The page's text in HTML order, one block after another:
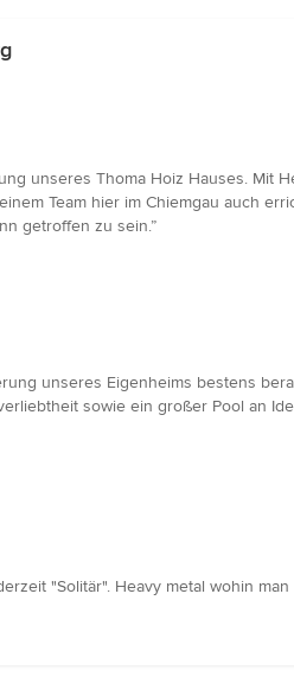
unseres Thoma Hoiz Hauses. Mit
Team hier im Chiemgau auch
getroffen zu sein.”
unseres Eigenheims bestens
sowie ein großer Pool an
"Solitär". Heavy metal wohin